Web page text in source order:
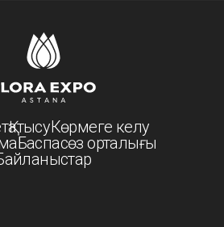
ҚатысуКөрмеге келу
Баспасөз орталығы